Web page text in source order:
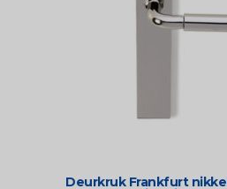
Deurkruk Frankfurt